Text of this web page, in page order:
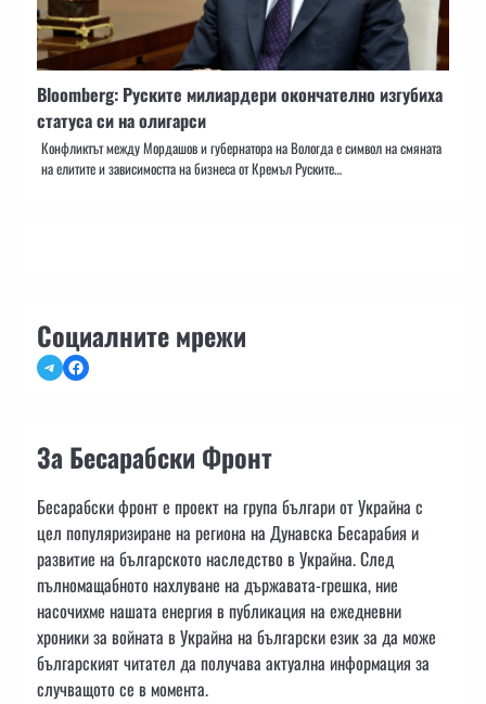
Bloomberg: Руските милиардери окончателно изгубиха
статуса си на олигарси
Конфликтът между Мордашов и губернатора на Вологда е символ на смяната
на елитите и зависимостта на бизнеса от Кремъл Руските…
Социалните мрежи
TelegramFacebook
За Бесарабски Фронт
Бесарабски фронт е проект на група българи от Украйна с
цел популяризиране на региона на Дунавска Бесарабия и
развитие на българското наследство в Украйна. След
пълномащабното нахлуване на държавата-грешка, ние
насочихме нашата енергия в публикация на ежедневни
хроники за войната в Украйна на български език за да може
българският читател да получава актуална информация за
случващото се в момента.